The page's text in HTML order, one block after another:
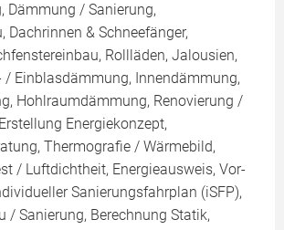
Dämmung / Sanierung,
Dachrinnen & Schneefänger,
Rollläden, Jalousien,
/ Einblasdämmung, Innendämmung,
Hohlraumdämmung, Renovierung /
Energiekonzept,
Thermografie / Wärmebild,
/ Luftdichtheit, Energieausweis, Vor-
Sanierungsfahrplan (iSFP),
/ Sanierung, Berechnung Statik,